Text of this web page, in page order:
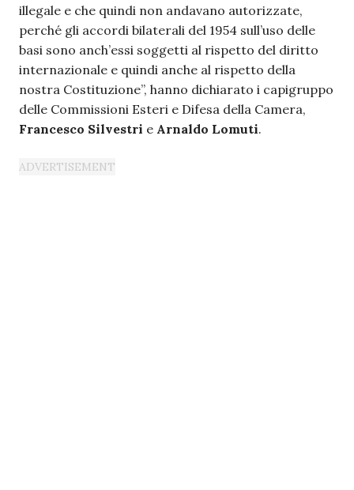
illegale e che quindi non andavano autorizzate,
perché gli accordi bilaterali del 1954 sull’uso delle
basi sono anch’essi soggetti al rispetto del diritto
internazionale e quindi anche al rispetto della
nostra Costituzione”, hanno dichiarato i capigruppo
delle Commissioni Esteri e Difesa della Camera,
Francesco Silvestri e Arnaldo Lomuti.